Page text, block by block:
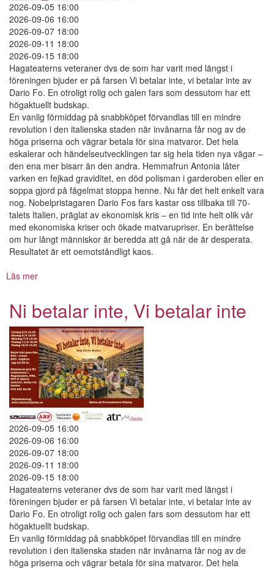
2026-09-05 16:00
2026-09-06 16:00
2026-09-07 18:00
2026-09-11 18:00
2026-09-15 18:00
Hagateaterns veteraner dvs de som har varit med längst i
föreningen bjuder er på farsen Vi betalar inte, vi betalar inte av
Dario Fo. En otroligt rolig och galen fars som dessutom har ett
högaktuellt budskap.
En vanlig förmiddag på snabbköpet förvandlas till en mindre
revolution i den italienska staden när invånarna får nog av de
höga priserna och vägrar betala för sina matvaror. Det hela
eskalerar och händelseutvecklingen tar sig hela tiden nya vägar –
den ena mer bisarr än den andra. Hemmafrun Antonia låter
varken en fejkad graviditet, en död polisman i garderoben eller en
soppa gjord på fågelmat stoppa henne. Nu får det helt enkelt vara
nog. Nobelpristagaren Dario Fos fars kastar oss tillbaka till 70-
talets Italien, präglat av ekonomisk kris – en tid inte helt olik vår
med ekonomiska kriser och ökade matvarupriser. En berättelse
om hur långt människor är beredda att gå när de är desperata.
Resultatet är ett oemotståndligt kaos.
Läs mer
inte,
Vi
betalar
inte
Ni betalar inte, Vi betalar inte
2026-09-05 16:00
2026-09-06 16:00
2026-09-07 18:00
2026-09-11 18:00
2026-09-15 18:00
Hagateaterns veteraner dvs de som har varit med längst i
föreningen bjuder er på farsen Vi betalar inte, vi betalar inte av
Dario Fo. En otroligt rolig och galen fars som dessutom har ett
högaktuellt budskap.
En vanlig förmiddag på snabbköpet förvandlas till en mindre
revolution i den italienska staden när invånarna får nog av de
höga priserna och vägrar betala för sina matvaror. Det hela